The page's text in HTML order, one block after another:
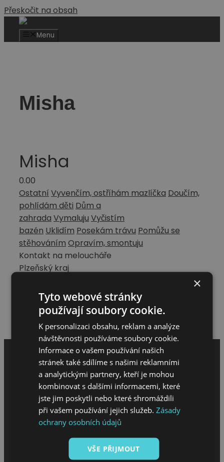
Přeskočit na obsah
Menu
Misha
Misha
0.00
Ostatní Vyvenčím, ostříhám mazlíčka Doučím,
pohlídám děti Dům a
zahrada Vymaluju Vyčistím
bazén Uklidím Posekám trávu Pomůžu se
stěhováním Opravím, smontuju
Kontakt na meloucháře
Plzeňský kraj
michaelaschvartzova502@gmail.com
Hodnocení meloucháře
Napsat hodnocení
MENU
×
Tyto webové stránky
používají soubory cookie.
K personalizaci obsahu, reklam a analýze
návštěvnosti používáme soubory cookie.
Informace o vašem používání našich
stránek také sdílíme s našimi reklamními
a analytickými partnery, kteří je mohou
kombinovat s dalšími informacemi, které
jste jim poskytli nebo které shromáždili
při vašem používání jejich služeb.Zásady
ochrany osobních údajů
VŠE PŘIJMOUT